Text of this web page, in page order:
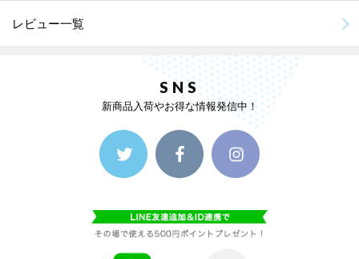
レビュー一覧
SNS
新商品入荷やお得な情報発信中！